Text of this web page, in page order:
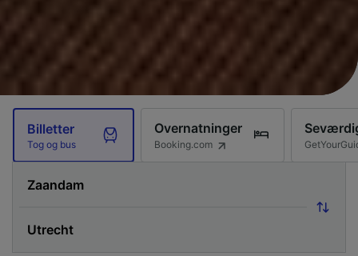
Billetter
Tog og bus
Overnatninger
Booking.com